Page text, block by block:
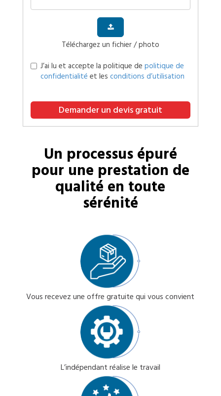
Téléchargez un fichier / photo
J’ai lu et accepte la politique de politique de
confidentialité et les conditions d’utilisation
Demander un devis gratuit
Un processus épuré
pour une prestation de
qualité en toute
sérénité
Vous recevez une offre gratuite qui vous convient
L’indépendant réalise le travail